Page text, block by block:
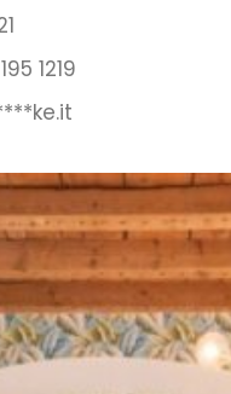
1219
ke.it